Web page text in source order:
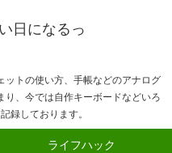
日になるっ
ットの使い方、手帳などのアナログ
り、今では自作キーボードなどいろ
録しております。
ライフハック